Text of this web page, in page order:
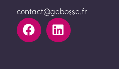
contact@gebosse.fr